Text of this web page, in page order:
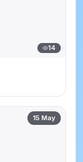
14
15 May